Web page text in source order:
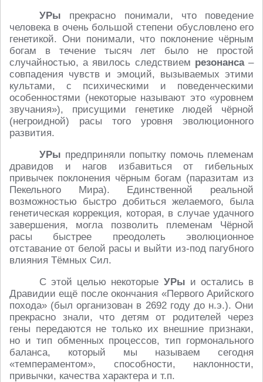
УРы прекрасно понимали, что поведение
человека в очень большой степени обусловлено его
генетикой. Они понимали, что поклонение чёрным
богам в течение тысяч лет было не простой
случайностью, а явилось следствием резонанса–
совпадения чувств и эмоций, вызываемых этими
культами, с психическими и поведенческими
особенностями (некоторые называют это «уровнем
звучания»), присущими генетике людей чёрной
(негроидной) расы того уровня эволюционного
развития.
УРы предприняли попытку помочь племенам
дравидов и нагов избавиться от гибельных
привычек поклонения чёрным богам (паразитам из
Пекельного Мира). Единственной реальной
возможностью быстро добиться желаемого, была
генетическая коррекция, которая, в случае удачного
завершения, могла позволить племенам Чёрной
расы быстрее преодолеть эволюционное
отставание от белой расы и выйти из-под пагубного
влияния Тёмных Сил.
С этой целью некоторые УРы и остались в
Дравидии ещё после окончания «Первого Арийского
похода» (был организован в 2692 году до н.э.). Они
прекрасно знали, что детям от родителей через
гены передаются не только их внешние признаки,
но и тип обменных процессов, тип гормонального
баланса, который мы называем сегодня
«темпераментом», способности, наклонности,
привычки, качества характера и т.п.